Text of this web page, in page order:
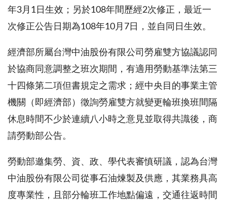
年3月1日生效；另於108年間歷經2次修正，最近一
次修正公告日期為108年10月7日，並自同日生效。
經濟部所屬台灣中油股份有限公司勞雇雙方協議認同
於協商同意調整之班次期間，有適用勞動基準法第三
十四條第二項但書規定之需求；經中央目的事業主管
機關（即經濟部）徵詢勞雇雙方就變更輪班換班間隔
休息時間不少於連續八小時之意見並取得共識後，商
請勞動部公告。
勞動部邀集勞、資、政、學代表審慎研議，認為台灣
中油股份有限公司從事石油煉製及供應，其業務具高
度專業性，且部分輪班工作地點偏遠，交通往返時間